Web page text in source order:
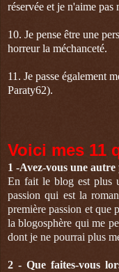
réservée et je n'aime pas
10. Je pense être une
horreur la méchanceté.
11. Je passe également
Paraty62).
Voici mes 11
1 -Avez-vous une autre
En fait le blog est plus
passion qui est la
première passion et que
la blogosphère qui me
dont je ne pourrai plus
2 - Que faites-vous